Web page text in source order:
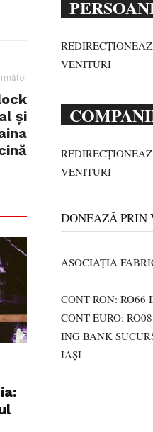
și
VENITURI
VENITURI
DONEAZĂ PRIN
ASOCIAȚIA
CONT RON: RO66
CONT EURO:
ING BANK
IAȘI